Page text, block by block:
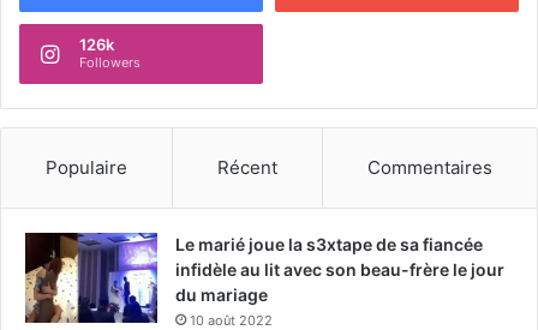
126k
Followers
Populaire Récent Commentaires
Le marié joue la s3xtape de sa fiancée
infidèle au lit avec son beau-frère le jour
du mariage
10 août 2022